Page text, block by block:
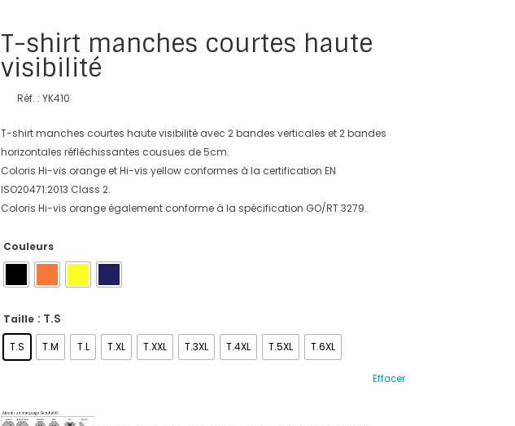
T-shirt manches courtes haute
visibilité
Réf. : YK410
T-shirt manches courtes haute visibilité avec 2 bandes verticales et 2 bandes
horizontales réfléchissantes cousues de 5cm.
Coloris Hi-vis orange et Hi-vis yellow conformes à la certification EN
ISO20471:2013 Class 2.
Coloris Hi-vis orange également conforme à la spécification GO/RT 3279.
Couleurs
Taille : T.S
T.S T.M T.L T.XL T.XXL T.3XL T.4XL T.5XL T.6XL
Effacer